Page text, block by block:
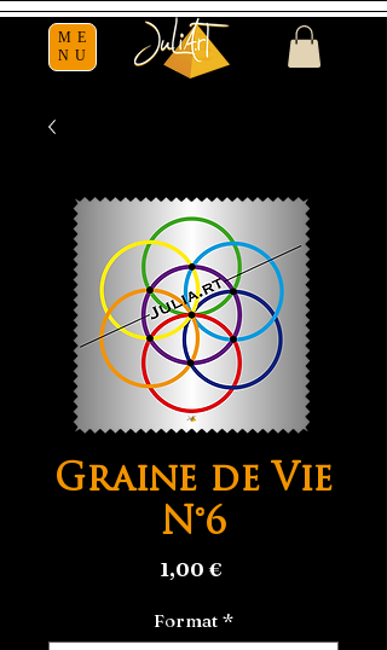
ME
NU
Graine de Vie
N°6
1,00 €Prix
Format *